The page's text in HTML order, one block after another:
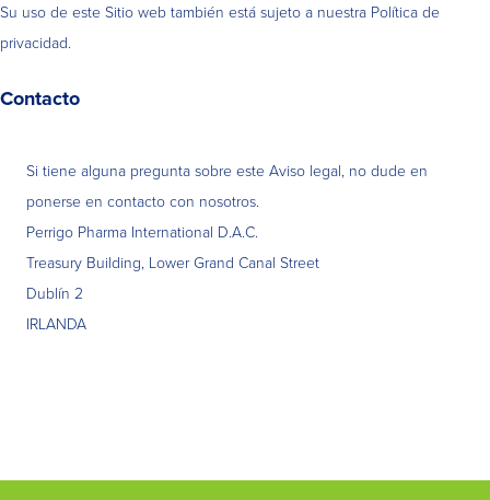
Su uso de este Sitio web también está sujeto a nuestra Política de
privacidad.
Contacto
Si tiene alguna pregunta sobre este Aviso legal, no dude en
ponerse en contacto con nosotros.
Perrigo Pharma International D.A.C.
Treasury Building, Lower Grand Canal Street
Dublín 2
IRLANDA